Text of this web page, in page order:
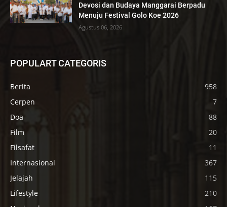
Devosi dan Budaya Manggarai Berpadu
Menuju Festival Golo Koe 2026
Agustus 06, 2026
POPULART CATEGORIS
Berita
958
Cerpen
7
Doa
88
Film
20
Filsafat
11
Internasional
367
Jelajah
115
Lifestyle
210